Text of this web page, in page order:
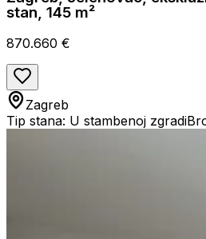
stan, 145 m²
870.660 €
Zagreb
Tip stana: U stambenoj zgradi